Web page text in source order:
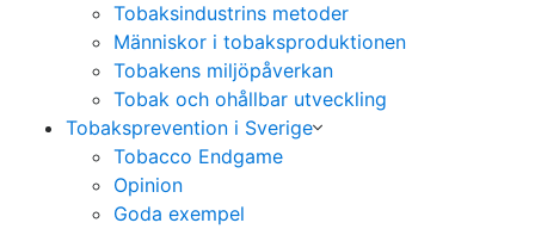
Tobaksindustrins metoder
Människor i tobaksproduktionen
Tobakens miljöpåverkan
Tobak och ohållbar utveckling
Tobaksprevention i Sverige
Tobacco Endgame
Opinion
Goda exempel